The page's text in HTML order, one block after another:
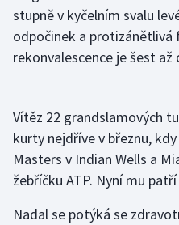
Futsal
Gymnastika
Házená
Jezdectví
stupně v kyčelním svalu
odpočinek a
rekonvalescence je šest
Vítěz 22 grandslamových
kurty nejdříve v březnu,
Masters v Indian Wells a
žebříčku ATP. Nyní mu
Nadal se potýká se